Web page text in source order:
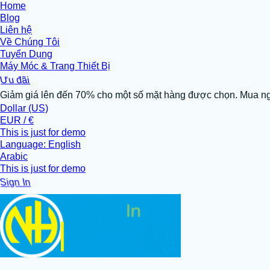
Home
Blog
Liên hệ
Về Chúng Tôi
Tuyển Dụng
Máy Móc & Trang Thiết Bị
đãi
Giảm giá lên đến 70% cho một số mặt hàng được chọn. Mua
Dollar (US)
EUR / €
This is just for demo
Language: English
Arabic
This is just for demo
In